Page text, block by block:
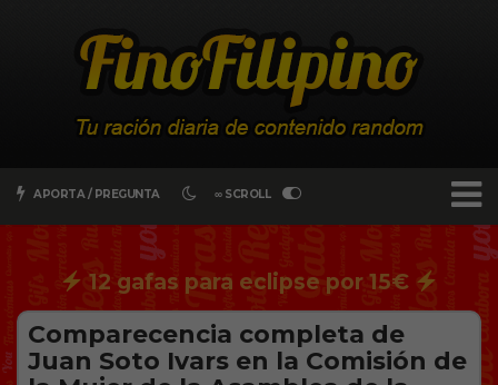
APORTA / PREGUNTA ∞ SCROLL
12 gafas para eclipse por 15€
Comparecencia completa de
Juan Soto Ivars en la Comisión de